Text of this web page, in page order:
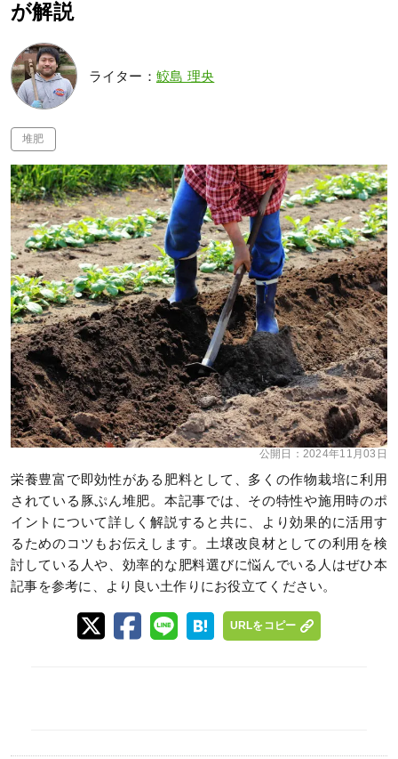
が解説
ライター： 鮫島 理央
堆肥
公開日： 2024年11月03日
栄養豊富で即効性がある肥料として、多くの作物栽培に利用
されている豚ぷん堆肥。本記事では、その特性や施用時のポ
イントについて詳しく解説すると共に、より効果的に活用す
るためのコツもお伝えします。土壌改良材としての利用を検
討している人や、効率的な肥料選びに悩んでいる人はぜひ本
記事を参考に、より良い土作りにお役立てください。
URLをコピー